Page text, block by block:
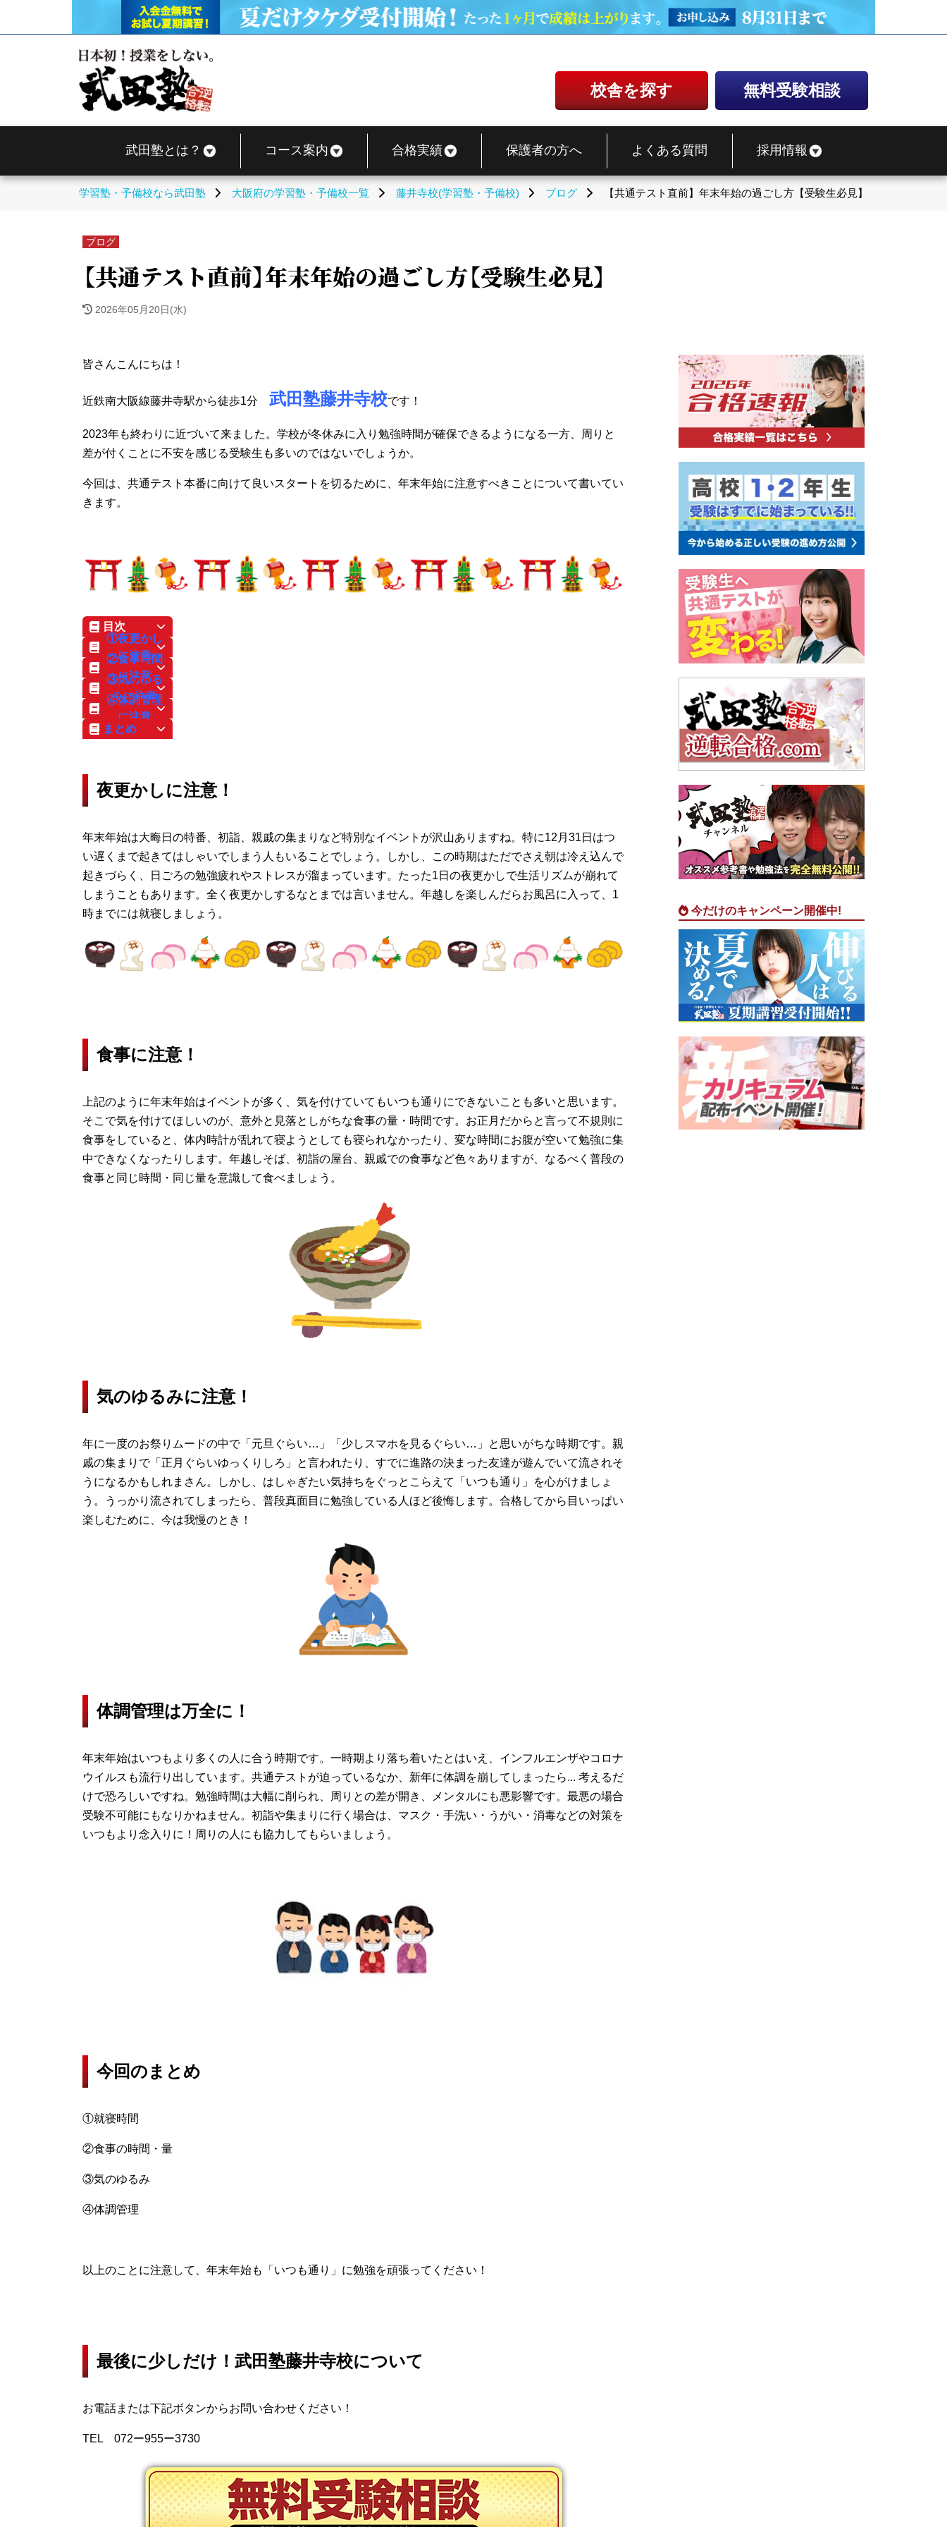
校舎を探す 無料受験相談
武田塾とは？ コース案内 合格実績 保護者の方へ よくある質問 採用情報
学習塾・予備校なら武田塾 大阪府の学習塾・予備校一覧 藤井寺校(学習塾・予備校) ブログ 【共通テスト直前】年末年始の過ごし方【受験生必見】
ブログ
【共通テスト直前】年末年始の過ごし方【受験生必見】
2026年05月20日(水)
皆さんこんにちは！
近鉄南大阪線藤井寺駅から徒歩1分 武田塾藤井寺校です！
2023年も終わりに近づいて来ました。学校が冬休みに入り勉強時間が確保できるようになる一方、周りと
差が付くことに不安を感じる受験生も多いのではないでしょうか。
今回は、共通テスト本番に向けて良いスタートを切るために、年末年始に注意すべきことについて書いてい
きます。
目次
①夜更かし
に注意
②食事時間
に注意
③気のゆる
みに注意
④体調管理
に注意
まとめ
夜更かしに注意！
年末年始は大晦日の特番、初詣、親戚の集まりなど特別なイベントが沢山ありますね。特に12月31日はつ
い遅くまで起きてはしゃいでしまう人もいることでしょう。しかし、この時期はただでさえ朝は冷え込んで
起きづらく、日ごろの勉強疲れやストレスが溜まっています。たった1日の夜更かしで生活リズムが崩れて
しまうこともあります。全く夜更かしするなとまでは言いません。年越しを楽しんだらお風呂に入って、1
時までには就寝しましょう。
食事に注意！
上記のように年末年始はイベントが多く、気を付けていてもいつも通りにできないことも多いと思います。
そこで気を付けてほしいのが、意外と見落としがちな食事の量・時間です。お正月だからと言って不規則に
食事をしていると、体内時計が乱れて寝ようとしても寝られなかったり、変な時間にお腹が空いて勉強に集
中できなくなったりします。年越しそば、初詣の屋台、親戚での食事など色々ありますが、なるべく普段の
食事と同じ時間・同じ量を意識して食べましょう。
気のゆるみに注意！
年に一度のお祭りムードの中で「元旦ぐらい…」「少しスマホを見るぐらい…」と思いがちな時期です。親
戚の集まりで「正月ぐらいゆっくりしろ」と言われたり、すでに進路の決まった友達が遊んでいて流されそ
うになるかもしれまさん。しかし、はしゃぎたい気持ちをぐっとこらえて「いつも通り」を心がけましょ
う。うっかり流されてしまったら、普段真面目に勉強している人ほど後悔します。合格してから目いっぱい
楽しむために、今は我慢のとき！
体調管理は万全に！
年末年始はいつもより多くの人に合う時期です。一時期より落ち着いたとはいえ、インフルエンザやコロナ
ウイルスも流行り出しています。共通テストが迫っているなか、新年に体調を崩してしまったら... 考えるだ
けで恐ろしいですね。勉強時間は大幅に削られ、周りとの差が開き、メンタルにも悪影響です。最悪の場合
受験不可能にもなりかねません。初詣や集まりに行く場合は、マスク・手洗い・うがい・消毒などの対策を
いつもより念入りに！周りの人にも協力してもらいましょう。
今回のまとめ
①就寝時間
②食事の時間・量
③気のゆるみ
④体調管理
以上のことに注意して、年末年始も「いつも通り」に勉強を頑張ってください！
最後に少しだけ！武田塾藤井寺校について
お電話または下記ボタンからお問い合わせください！
TEL 072ー955ー3730
今だけのキャンペーン開催中!